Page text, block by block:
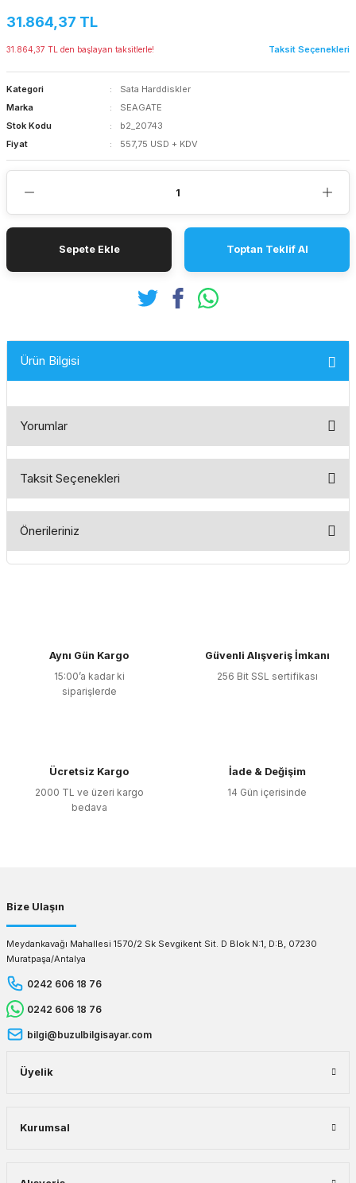
31.864,37 TL
31.864,37 TL den başlayan taksitlerle! Taksit Seçenekleri
Kategori
Sata Harddiskler
Marka
SEAGATE
Stok Kodu
b2_20743
Fiyat
557,75 USD + KDV
Sepete Ekle Toptan Teklif Al
Ürün Bilgisi
Yorumlar
Taksit Seçenekleri
Önerileriniz
Ürün resmi kalitesiz, bozuk veya görüntülenemiyor.
Ürün açıklamasında eksik bilgiler bulunuyor.
Ürün bilgilerinde hatalar bulunuyor.
Aynı Gün Kargo
15:00’a kadar ki
siparişlerde
Güvenli Alışveriş İmkanı
256 Bit SSL sertifikası
Ücretsiz Kargo
2000 TL ve üzeri kargo
bedava
İade & Değişim
14 Gün içerisinde
Bize Ulaşın
Meydankavağı Mahallesi 1570/2 Sk Sevgikent Sit. D Blok N:1, D:B, 07230
Muratpaşa/Antalya
0242 606 18 76
0242 606 18 76
bilgi@buzulbilgisayar.com
Üyelik
Kurumsal